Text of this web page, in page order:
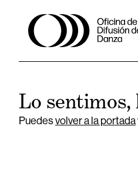
Lo sentimos,
Puedesvolver a la portada